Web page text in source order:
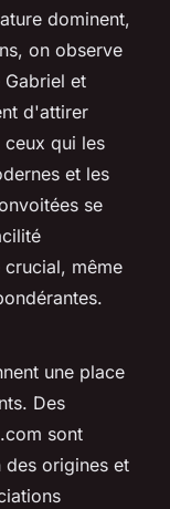
dominent,
on observe
et
d'attirer
qui les
et les
se
même
une place
Des
sont
des origines et